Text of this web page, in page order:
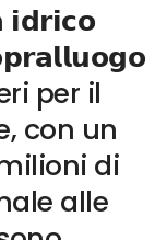
per il
con un
di
alle